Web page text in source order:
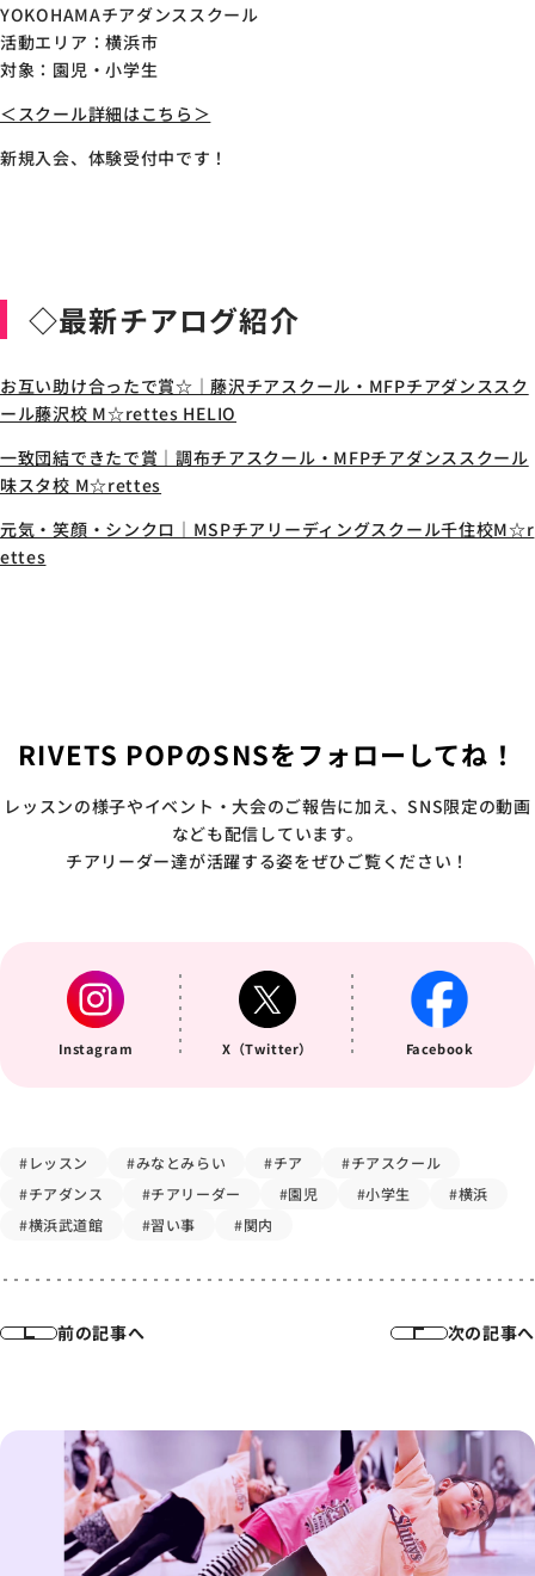
YOKOHAMAチアダンススクール
活動エリア：横浜市
対象：園児・小学生
＜スクール詳細はこちら＞
新規入会、体験受付中です！
◇最新チアログ紹介
お互い助け合ったで賞☆｜藤沢チアスクール・MFPチアダンススク
ール藤沢校 M☆rettes HELIO
一致団結できたで賞｜調布チアスクール・MFPチアダンススクール
味スタ校 M☆rettes
元気・笑顔・シンクロ｜MSPチアリーディングスクール千住校M☆r
ettes
RIVETS POPのSNSをフォローしてね！
レッスンの様子やイベント・大会のご報告に加え、SNS限定の動画
なども配信しています。
チアリーダー達が活躍する姿をぜひご覧ください！
Instagram X（Twitter） Facebook
#レッスン #みなとみらい #チア
#チアスクール
#チアダンス
#チアリーダー #園児 #小学生
#横浜
#横浜武道館
#習い事 #関内
前の記事へ 次の記事へ